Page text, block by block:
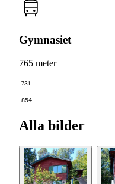
Gymnasiet
765 meter
731
854
Alla bilder